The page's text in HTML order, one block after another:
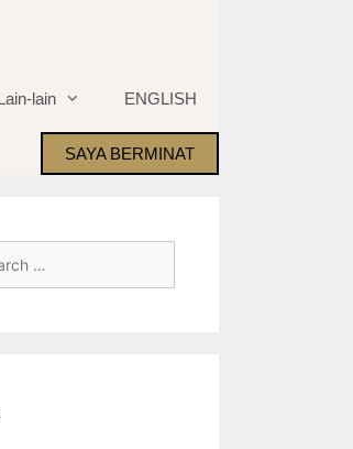
lain ENGLISH
SAYA BERMINAT